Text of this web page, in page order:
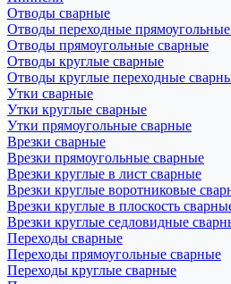
Отводы сварные
Отводы переходные
Отводы прямоугольные сварные
Отводы круглые сварные
Отводы круглые переходные
Утки сварные
Утки круглые сварные
Утки прямоугольные сварные
Врезки сварные
Врезки прямоугольные сварные
Врезки круглые в лист сварные
Врезки круглые воротниковые
Врезки круглые в плоскость
Врезки круглые седловидные
Переходы сварные
Переходы прямоугольные сварные
Переходы круглые сварные